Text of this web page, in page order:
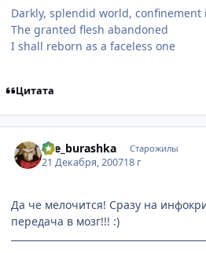
Darkly, splendid world,
The granted flesh abandoned
I shall reborn as a faceless one
Цитата
che_burashka Старожилы
21 Декабря, 200718 г
Да че мелочится! Сразу на
передача в мозг!!! :)